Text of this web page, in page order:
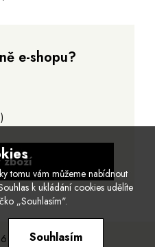
e-shopu?
zboží
Kara.
tomu vám můžeme nabídnout
k ukládání cookies udělíte
„Souhlasím".
Souhlasím